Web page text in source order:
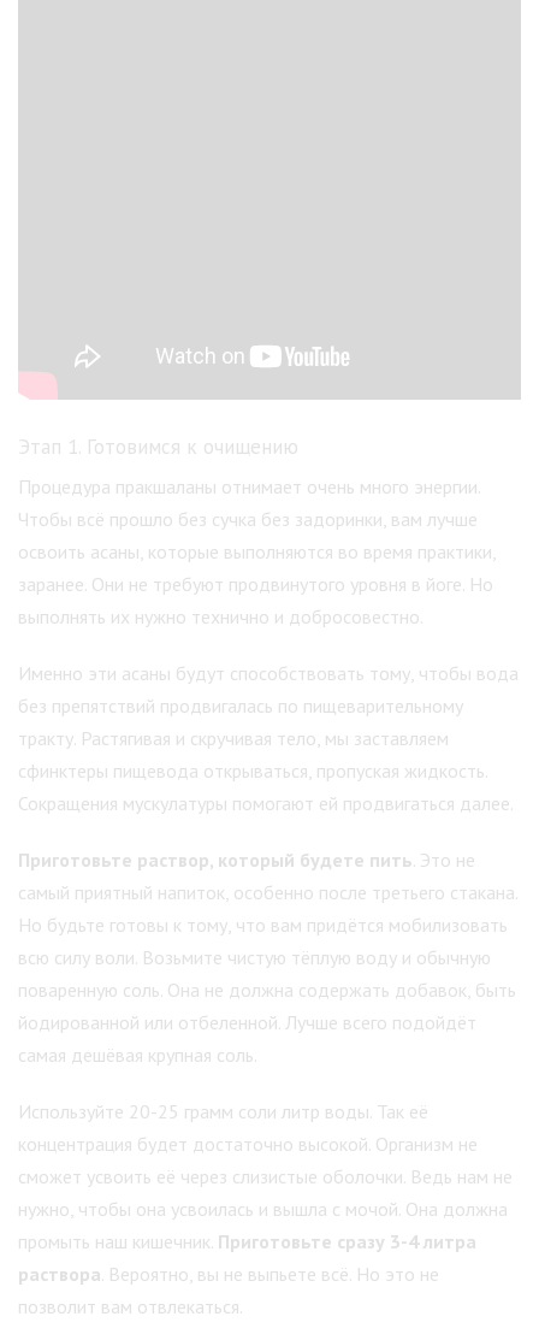
Этап 1. Готовимся к очищению
Процедура пракшаланы отнимает очень много энергии.
Чтобы всё прошло без сучка без задоринки, вам лучше
освоить асаны, которые выполняются во время практики,
заранее. Они не требуют продвинутого уровня в йоге. Но
выполнять их нужно технично и добросовестно.
Именно эти асаны будут способствовать тому, чтобы вода
без препятствий продвигалась по пищеварительному
тракту. Растягивая и скручивая тело, мы заставляем
сфинктеры пищевода открываться, пропуская жидкость.
Сокращения мускулатуры помогают ей продвигаться далее.
Приготовьте раствор, который будете пить . Это не
самый приятный напиток, особенно после третьего стакана.
Но будьте готовы к тому, что вам придётся мобилизовать
всю силу воли. Возьмите чистую тёплую воду и обычную
поваренную соль. Она не должна содержать добавок, быть
йодированной или отбеленной. Лучше всего подойдёт
самая дешёвая крупная соль.
Используйте 20-25 грамм соли литр воды. Так её
концентрация будет достаточно высокой. Организм не
сможет усвоить её через слизистые оболочки. Ведь нам не
нужно, чтобы она усвоилась и вышла с мочой. Она должна
промыть наш кишечник. Приготовьте сразу 3-4 литра
раствора . Вероятно, вы не выпьете всё. Но это не
позволит вам отвлекаться.